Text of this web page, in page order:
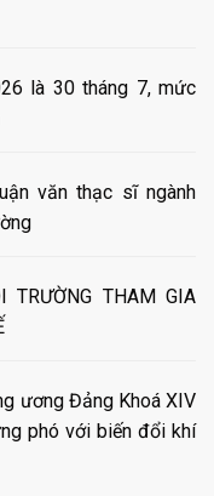
là 30 tháng 7, mức
văn thạc sĩ ngành
TRƯỜNG THAM GIA
ương Đảng Khoá XIV
phó với biến đổi khí